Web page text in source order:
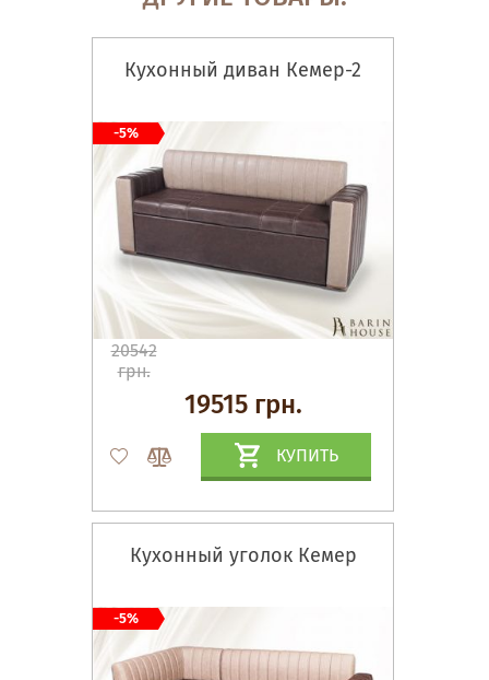
Кухонный диван Кемер-2
20542
грн.
19515 грн.
КУПИТЬ
-5%
Кухонный уголок Кемер
-5%